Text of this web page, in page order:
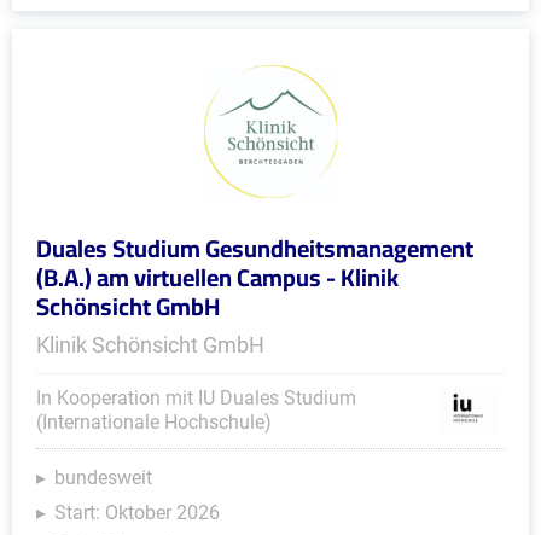
Duales Studium Gesundheitsmanagement
(B.A.) am virtuellen Campus - Klinik
Schönsicht GmbH
Klinik Schönsicht GmbH
In Kooperation mit IU Duales Studium
(Internationale Hochschule)
bundesweit
Start: Oktober 2026